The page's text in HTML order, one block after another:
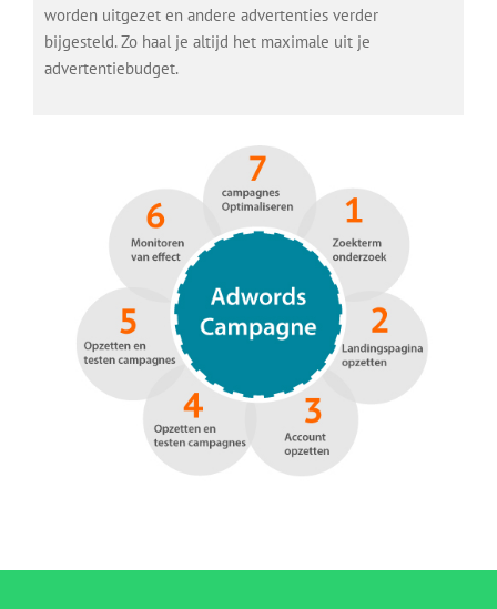
worden uitgezet en andere advertenties verder
bijgesteld. Zo haal je altijd het maximale uit je
advertentiebudget.